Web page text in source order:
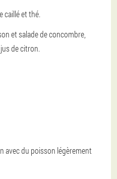
caillé et thé.
et salade de concombre,
de citron.
avec du poisson légèrement